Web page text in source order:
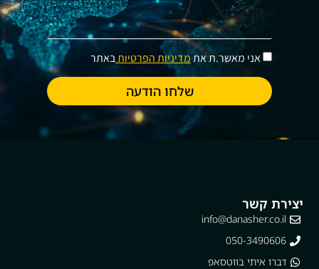
אני מאשר.ת אתמדיניות הפרטיותבאתר
שלחו הודעה
יצירת קשר
info@danasher.co.il
050-3490606
דברו איתי בווטסאפ